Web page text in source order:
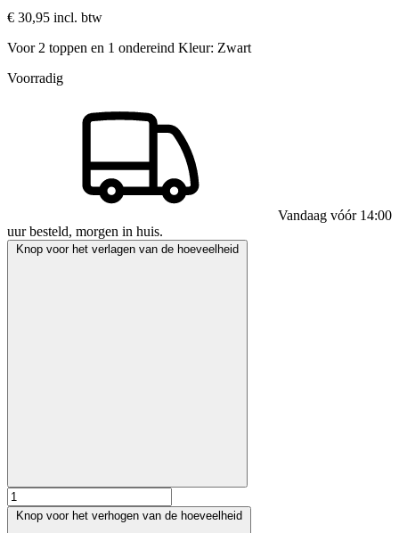
€ 30,95 incl. btw
Voor 2 toppen en 1 ondereind Kleur: Zwart
Voorradig
Vandaag vóór 14:00
uur besteld, morgen in huis.
Knop voor het verlagen van de hoeveelheid
Knop voor het verhogen van de hoeveelheid